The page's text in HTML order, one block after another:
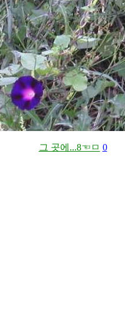
그 곳에...8☜ㅁ 0잡